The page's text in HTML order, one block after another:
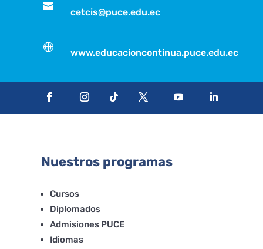

cetcis@puce.edu.ec

www.educacioncontinua.puce.edu.ec
Nuestros programas
Cursos
Diplomados
Admisiones PUCE
Idiomas